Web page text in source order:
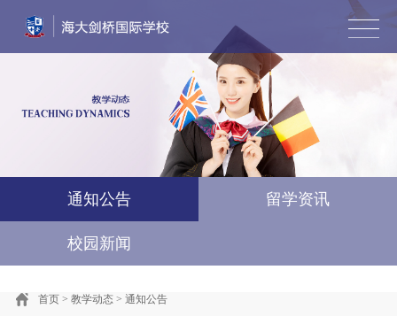
风采墙
艺术直通车 国际竞赛·游学
通知公告 留学资讯
校园新闻
首页> 教学动态> 通知公告